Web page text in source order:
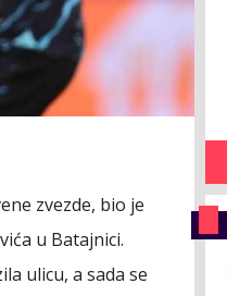
zvezde, bio je
u Batajnici.
ulicu, a sada se